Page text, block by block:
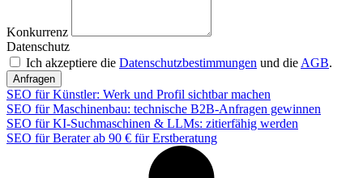
Konkurrenz
Datenschutz
Ich akzeptiere die Datenschutzbestimmungen und die AGB.
Anfragen
SEO für Künstler: Werk und Profil sichtbar machen
SEO für Maschinenbau: technische B2B-Anfragen gewinnen
SEO für KI-Suchmaschinen & LLMs: zitierfähig werden
SEO für Berater ab 90 € für Erstberatung